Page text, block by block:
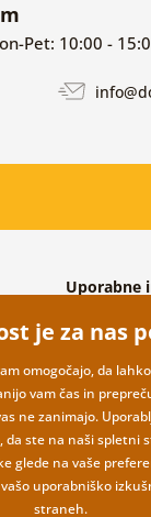
Pet: 10:00 -
Uporabne
Pogosto
Kontakti
Veleprodaja
je za nas
omogočajo, da
vam čas in
ne zanimajo.
da ste na naši spletni
glede na vaše
uporabniško
straneh.